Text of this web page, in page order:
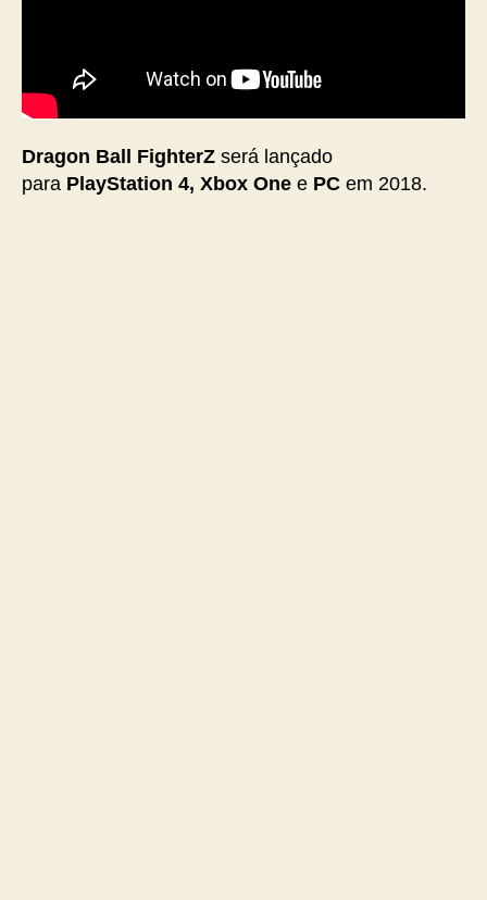
Dragon Ball FighterZ será lançado
para PlayStation 4, Xbox One e PC em 2018.